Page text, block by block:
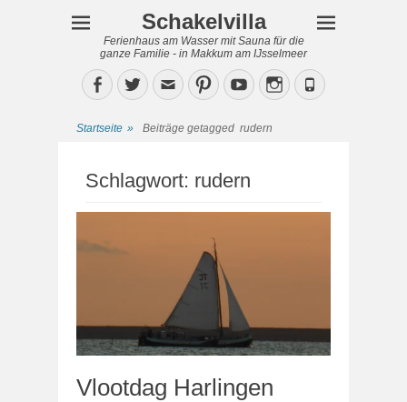
Schakelvilla
Ferienhaus am Wasser mit Sauna für die
ganze Familie - in Makkum am IJsselmeer
Facebook
TwitterEmailPinterestYouTubeInstagram
Phone
Startseite » Beiträge getagged rudern
Schlagwort: rudern
Vlootdag Harlingen